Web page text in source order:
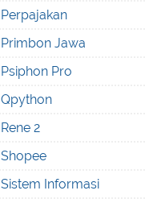
Perpajakan
Primbon Jawa
Psiphon Pro
Qpython
Rene 2
Shopee
Sistem Informasi